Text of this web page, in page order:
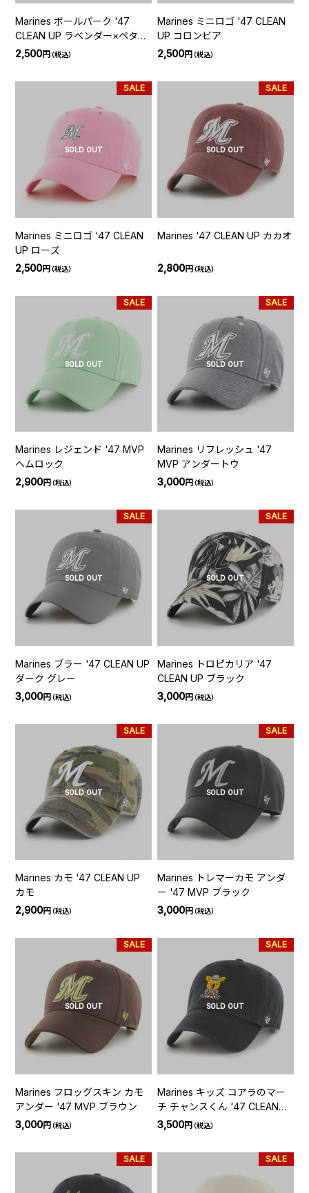
Marines ボールパーク '47
CLEAN UP ラベンダー×ペタル
ピンク
2,500円（税込）
Marines ミニロゴ '47 CLEAN
UP コロンビア
2,500円（税込）
SOLD OUT
SALE
Marines ミニロゴ '47 CLEAN
UP ローズ
2,500円（税込）
SOLD OUT
SALE
Marines '47 CLEAN UP カカオ
2,800円（税込）
SOLD OUT
SALE
Marines レジェンド '47 MVP
ヘムロック
2,900円（税込）
SOLD OUT
SALE
Marines リフレッシュ '47
MVP アンダートウ
3,000円（税込）
SOLD OUT
SALE
Marines ブラー '47 CLEAN UP
ダーク グレー
3,000円（税込）
SOLD OUT
SALE
Marines トロピカリア '47
CLEAN UP ブラック
3,000円（税込）
SOLD OUT
SALE
Marines カモ '47 CLEAN UP
カモ
2,900円（税込）
SOLD OUT
SALE
Marines トレマーカモ アンダ
ー '47 MVP ブラック
3,000円（税込）
SOLD OUT
SALE
Marines フロッグスキン カモ
アンダー '47 MVP ブラウン
3,000円（税込）
SOLD OUT
SALE
Marines キッズ コアラのマー
チ チャンスくん '47 CLEAN
UP ブラック
3,500円（税込）
SALE SALE